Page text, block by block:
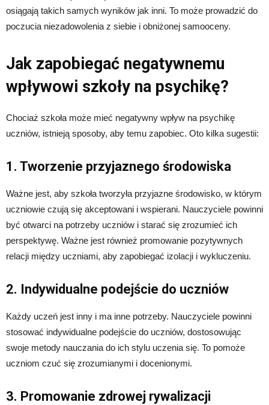
osiągają takich samych wyników jak inni. To może prowadzić do
poczucia niezadowolenia z siebie i obniżonej samooceny.
Jak zapobiegać negatywnemu
wpływowi szkoły na psychikę?
Chociaż szkoła może mieć negatywny wpływ na psychikę
uczniów, istnieją sposoby, aby temu zapobiec. Oto kilka sugestii:
1. Tworzenie przyjaznego środowiska
Ważne jest, aby szkoła tworzyła przyjazne środowisko, w którym
uczniowie czują się akceptowani i wspierani. Nauczyciele powinni
być otwarci na potrzeby uczniów i starać się zrozumieć ich
perspektywę. Ważne jest również promowanie pozytywnych
relacji między uczniami, aby zapobiegać izolacji i wykluczeniu.
2. Indywidualne podejście do uczniów
Każdy uczeń jest inny i ma inne potrzeby. Nauczyciele powinni
stosować indywidualne podejście do uczniów, dostosowując
swoje metody nauczania do ich stylu uczenia się. To pomoże
uczniom czuć się zrozumianymi i docenionymi.
3. Promowanie zdrowej rywalizacji